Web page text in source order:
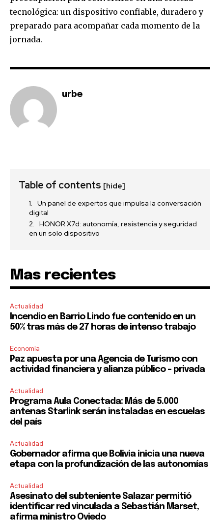
tecnológica: un dispositivo confiable, duradero y
preparado para acompañar cada momento de la
jornada.
urbe
Table of contents [hide]
Un panel de expertos que impulsa la conversación
digital
HONOR X7d: autonomía, resistencia y seguridad
en un solo dispositivo
Mas recientes
Actualidad
Incendio en Barrio Lindo fue contenido en un
50% tras más de 27 horas de intenso trabajo
Economía
Paz apuesta por una Agencia de Turismo con
actividad financiera y alianza público – privada
Actualidad
Programa Aula Conectada: Más de 5.000
antenas Starlink serán instaladas en escuelas
del país
Actualidad
Gobernador afirma que Bolivia inicia una nueva
etapa con la profundización de las autonomías
Actualidad
Asesinato del subteniente Salazar permitió
identificar red vinculada a Sebastián Marset,
afirma ministro Oviedo